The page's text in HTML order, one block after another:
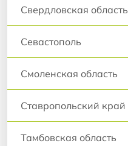
Свердловская область
Севастополь
Смоленская область
Ставропольский край
Тамбовская область